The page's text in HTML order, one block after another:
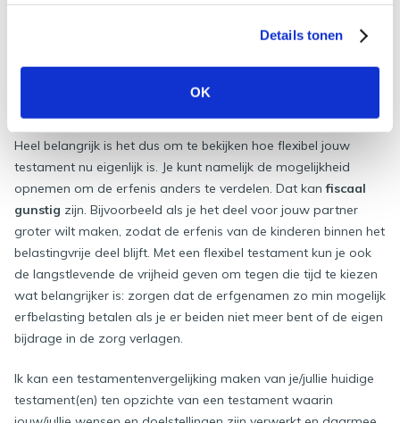
Details tonen
OK
Erfenis slim verdelen voor een
Heel belangrijk is het dus om te bekijken hoe flexibel jouw
testament nu eigenlijk is. Je kunt namelijk de mogelijkheid
opnemen om de erfenis anders te verdelen. Dat kanfiscaal
gunstig zijn. Bijvoorbeeld als je het deel voor jouw partner
groter wilt maken, zodat de erfenis van de kinderen binnen het
belastingvrije deel blijft. Met een flexibel testament kun je ook
de langstlevende de vrijheid geven om tegen die tijd te kiezen
wat belangrijker is: zorgen dat de erfgenamen zo min mogelijk
erfbelasting betalen als je er beiden niet meer bent of de eigen
bijdrage in de zorg verlagen.
Ik kan een testamentenvergelijking maken van je/jullie huidige
testament(en) ten opzichte van een testament waarin